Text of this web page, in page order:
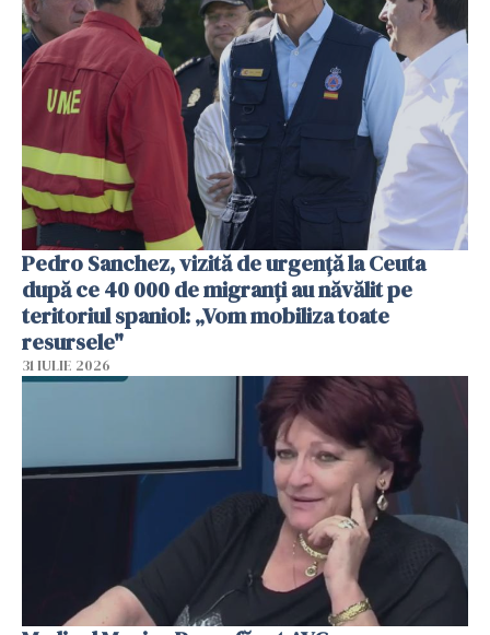
Pedro Sanchez, vizită de urgență la Ceuta
după ce 40 000 de migranți au năvălit pe
teritoriul spaniol: „Vom mobiliza toate
resursele"
31 IULIE 2026